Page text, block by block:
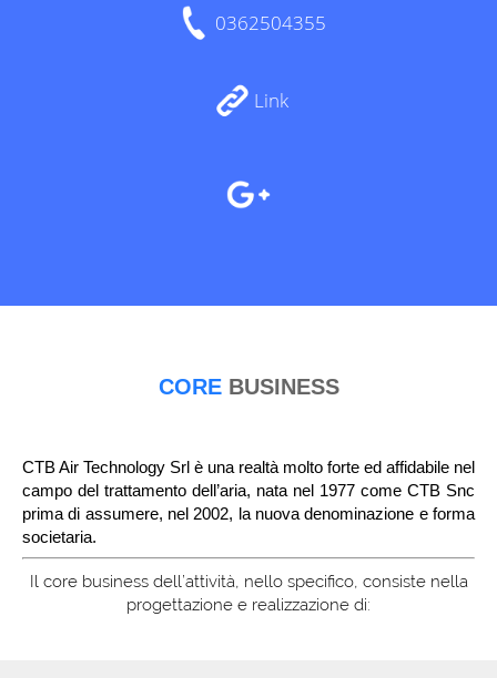
0362504355
Link
CORE BUSINESS
CTB Air Technology Srl è una realtà molto forte ed affidabile nel
campo del trattamento dell’aria, nata nel 1977 come CTB Snc
prima di assumere, nel 2002, la nuova denominazione e forma
societaria.
Il core business dell’attività, nello specifico, consiste nella
progettazione e realizzazione di: